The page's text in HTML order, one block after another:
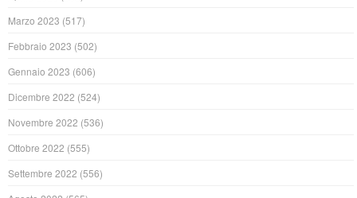
Marzo 2023 (517)
Febbraio 2023 (502)
Gennaio 2023 (606)
Dicembre 2022 (524)
Novembre 2022 (536)
Ottobre 2022 (555)
Settembre 2022 (556)